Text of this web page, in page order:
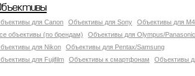
для Canon Объективы для Sony
Объективы для
объективы (по брендам)
Объективы для Olympus/Panasonic
для Nikon
Объективы для Pentax/Samsung
для Fujifilm
Объективы к смартфонам Объективы